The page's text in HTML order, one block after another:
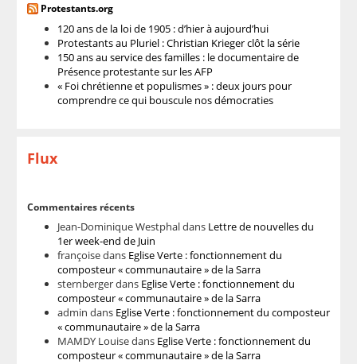
Protestants.org
120 ans de la loi de 1905 : d’hier à aujourd’hui
Protestants au Pluriel : Christian Krieger clôt la série
150 ans au service des familles : le documentaire de
Présence protestante sur les AFP
« Foi chrétienne et populismes » : deux jours pour
comprendre ce qui bouscule nos démocraties
Flux
Commentaires récents
Jean-Dominique Westphaldans Lettre de nouvelles du
1er week-end de Juin
françoisedans Eglise Verte : fonctionnement du
composteur « communautaire » de la Sarra
sternbergerdans Eglise Verte : fonctionnement du
composteur « communautaire » de la Sarra
admin dans Eglise Verte : fonctionnement du composteur
« communautaire » de la Sarra
MAMDY Louisedans Eglise Verte : fonctionnement du
composteur « communautaire » de la Sarra